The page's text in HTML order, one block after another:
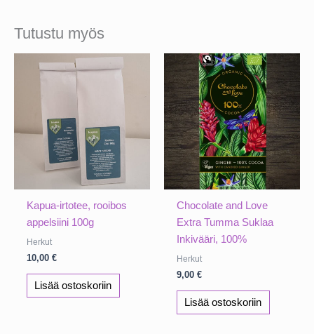
Tutustu myös
Kapua-irtotee, rooibos
appelsiini 100g
Herkut
10,00 €
Lisää ostoskoriin
Chocolate and Love
Extra Tumma Suklaa
Inkivääri, 100%
Herkut
9,00 €
Lisää ostoskoriin